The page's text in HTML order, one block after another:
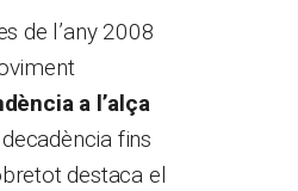
de l’any 2008
a l’alça
fins
destaca el